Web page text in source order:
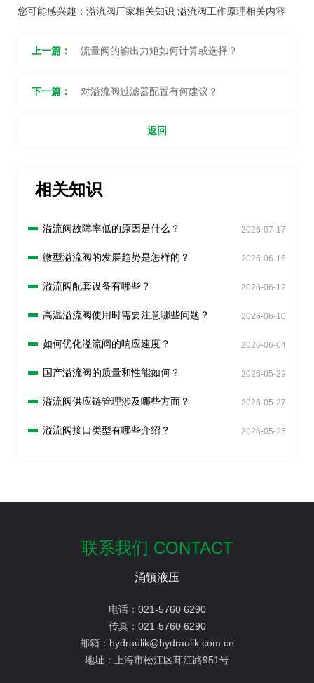
您可能感兴趣： 溢流阀厂家相关知识 溢流阀工作原理相关内容
上一篇： 流量阀的输出力矩如何计算或选择？
下一篇： 对溢流阀过滤器配置有何建议？
返回
相关知识
溢流阀故障率低的原因是什么？ 2026-07-17
微型溢流阀的发展趋势是怎样的？ 2026-06-16
溢流阀配套设备有哪些？ 2026-06-12
高温溢流阀使用时需要注意哪些问题？ 2026-06-10
如何优化溢流阀的响应速度？ 2026-06-04
国产溢流阀的质量和性能如何？ 2026-05-29
溢流阀供应链管理涉及哪些方面？ 2026-05-27
溢流阀接口类型有哪些介绍？ 2026-05-25
联系我们 CONTACT
涌镇液压
电话： 021-5760 6290
传真： 021-5760 6290
邮箱： hydraulik@hydraulik.com.cn
地址： 上海市松江区茸江路951号